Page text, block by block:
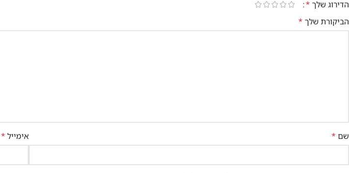
הדירוג שלך *
הביקורת שלך *
שם * אימייל *